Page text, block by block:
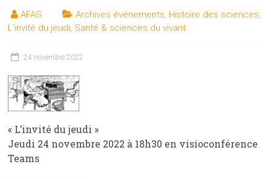
AFAS Archives événements, Histoire des sciences,
L'invité du jeudi, Santé & sciences du vivant
24 novembre 2022
« L’invité du jeudi »
Jeudi 24 novembre 2022 à 18h30 en visioconférence
Teams